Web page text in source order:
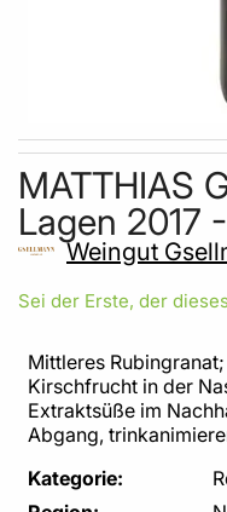
Skip to the beginning of
MATTHIAS
Lagen 2017
Weingut
Sei der Erste, der
Mittleres
Kirschfrucht in der
Extraktsüße im
Abgang,
Kategorie: